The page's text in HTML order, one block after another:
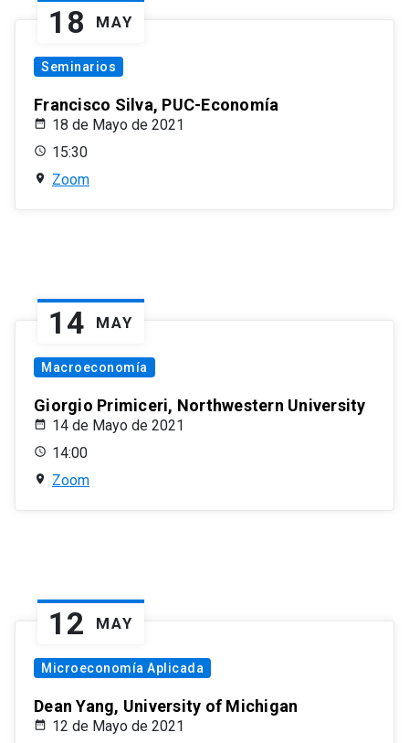
18 MAY
Seminarios
Francisco Silva, PUC-Economía
18 de Mayo de 2021
15:30
Zoom
14 MAY
Macroeconomía
Giorgio Primiceri, Northwestern University
14 de Mayo de 2021
14:00
Zoom
12 MAY
Microeconomía Aplicada
Dean Yang, University of Michigan
12 de Mayo de 2021